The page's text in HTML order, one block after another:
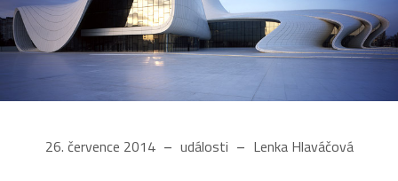
26. července 2014 události Lenka Hlaváčová